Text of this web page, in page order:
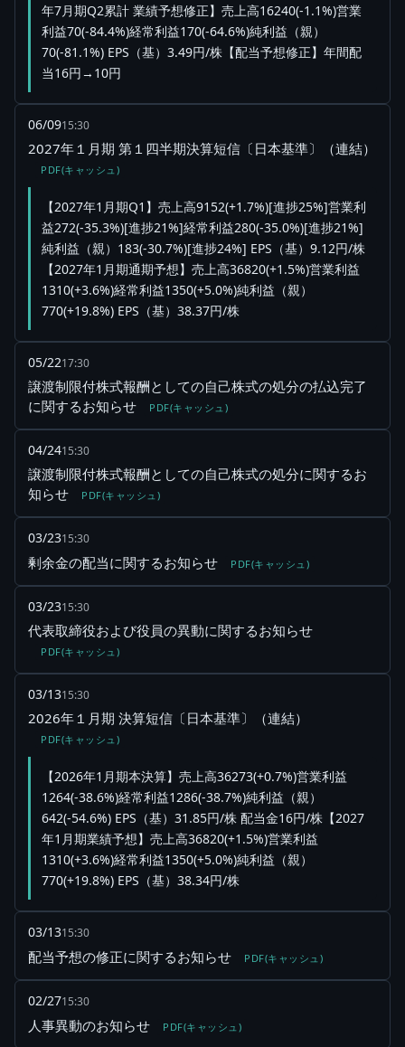
年7月期Q2累計 業績予想修正】売上高16240(-1.1%)営業
利益70(-84.4%)経常利益170(-64.6%)純利益（親）
70(-81.1%) EPS（基）3.49円/株【配当予想修正】年間配
当16円→10円
06/0915:30
2027年１月期 第１四半期決算短信〔日本基準〕（連結）
PDF(キャッシュ)
【2027年1月期Q1】売上高9152(+1.7%)[進捗25%]営業利
益272(-35.3%)[進捗21%]経常利益280(-35.0%)[進捗21%]
純利益（親）183(-30.7%)[進捗24%] EPS（基）9.12円/株
【2027年1月期通期予想】売上高36820(+1.5%)営業利益
1310(+3.6%)経常利益1350(+5.0%)純利益（親）
770(+19.8%) EPS（基）38.37円/株
05/2217:30
譲渡制限付株式報酬としての自己株式の処分の払込完了
に関するお知らせ
PDF(キャッシュ)
04/2415:30
譲渡制限付株式報酬としての自己株式の処分に関するお
知らせ
PDF(キャッシュ)
03/2315:30
剰余金の配当に関するお知らせ PDF(キャッシュ)
03/2315:30
代表取締役および役員の異動に関するお知らせ
PDF(キャッシュ)
03/1315:30
2026年１月期 決算短信〔日本基準〕（連結）
PDF(キャッシュ)
【2026年1月期本決算】売上高36273(+0.7%)営業利益
1264(-38.6%)経常利益1286(-38.7%)純利益（親）
642(-54.6%) EPS（基）31.85円/株 配当金16円/株【2027
年1月期業績予想】売上高36820(+1.5%)営業利益
1310(+3.6%)経常利益1350(+5.0%)純利益（親）
770(+19.8%) EPS（基）38.34円/株
03/1315:30
配当予想の修正に関するお知らせ PDF(キャッシュ)
02/2715:30
人事異動のお知らせ PDF(キャッシュ)